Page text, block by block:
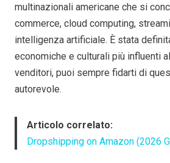
multinazionali americane che si
commerce, cloud computing,
intelligenza artificiale. È stata
economiche e culturali più influenti
venditori, puoi sempre fidarti di
autorevole.
Articolo correlato:
Dropshipping on Amazon (2026